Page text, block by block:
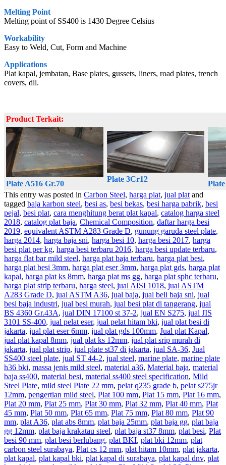
Melting Point
Melting point of SS400 is 1430 Degree Celsius
Workability
Easy to Weld, Cut, Form and Machine
Applications
Plat kapal, jembatan, Base plates, gussets, liners, road plates, trench
covers, dll.
Product Terkait:
Plate A516 Gr.70
Plate 3Cr12
This entry was posted in Carbon Steel, harga plat, jual plat and
tagged baja karbon steel, besi as, besi bekas, besi harga pabrik, besi
pejal, besi plat, cara menghitung berat plat kapal, catalog harga steel
2018, catalog plat baja, Chemical Composition, daftar harga besi
2019, equivalent ASTM A283 Grade D, gunung garuda steel plate,
harga 2014, harga baja sni, harga besi 10, harga besi 2017, harga
besi plat per kg, harga besi terbaru 2016, harga besi update terbaru,
harga flat bar mild steel, harga plat baja terbaru, harga plat besi,
harga plat besi 3mm, harga plat eser 3mm, harga plat gds, harga plat
kapal, harga plat ks 8mm, harga plat ms gg, harga plat sphc terbaru,
harga plat strip terbaru, harga steel, jual AISI 1018, jual ASTM
A283 Grade D, jual ASTM A36, jual baja, jual beli baja sni, jual
besi baja industri, jual besi murah, jual besi plat di tangerang, jual
BS 4360 Gr.43A, jual DIN 17100 st 37-2, jual EN S275, jual JIS
3101 SS-400, jual pelat eser, jual pelat hitam bki, jual plat besi di
jakarta, jual plat eser 6mm, jual plat gds 100mm, Jual plat Kapal,
jual plat kapal 8mm, jual plat ks 12mm, jual plat srip murah di
jakarta, jual plat strip, jual plate st37 di jakarta, jual SA-36, Jual
SS400 steel plate, jual ST 44-2, jual steel, marine plate, marine plate
h36 bki, massa jenis mild steel, material a36, Material baja, material
baja ss400, material besi, material ss400 steel specification, Mild
Steel Plate, mild steel Plate 22 mm, pelat q235 grade b, pelat s275jr
12mm, pengertian mild steel, Plat 100 mm, Plat 15 mm, Plat 16 mm,
Plat 20 mm, Plat 25 mm, Plat 30 mm, Plat 32 mm, Plat 40 mm, Plat
45 mm, Plat 50 mm, Plat 65 mm, Plat 75 mm, Plat 80 mm, Plat 90
mm, plat A36, plat abs 8mm, plat baja 25mm, plat baja gg, plat baja
gg 12mm, plat baja krakatau steel, plat baja st37 8mm, plat besi, Plat
besi 90 mm, plat besi berlubang, plat BKI, plat bki 12mm, plat
carbon steel surabaya, Plat cs 12 mm, plat hitam 10mm, plat jakarta,
plat kapal, plat kapal bki, plat kapal di surabaya, plat kapal dnv, plat